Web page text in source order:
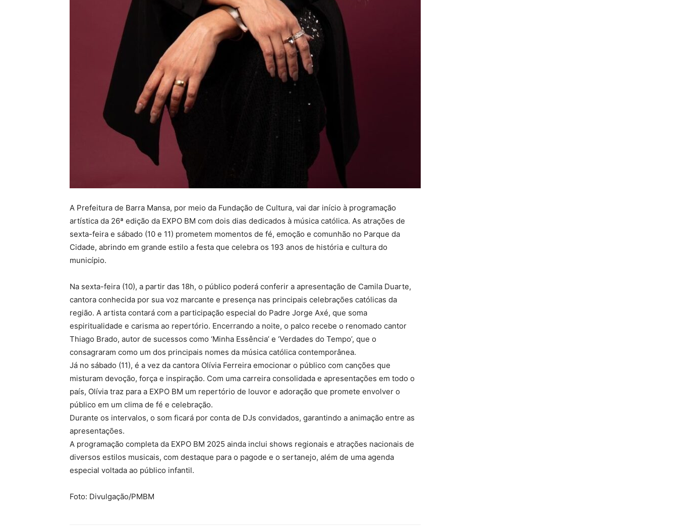
A Prefeitura de Barra Mansa, por meio da Fundação de Cultura, vai dar início à programação
artística da 26ª edição da EXPO BM com dois dias dedicados à música católica. As atrações de
sexta-feira e sábado (10 e 11) prometem momentos de fé, emoção e comunhão no Parque da
Cidade, abrindo em grande estilo a festa que celebra os 193 anos de história e cultura do
município.
Na sexta-feira (10), a partir das 18h, o público poderá conferir a apresentação de Camila Duarte,
cantora conhecida por sua voz marcante e presença nas principais celebrações católicas da
região. A artista contará com a participação especial do Padre Jorge Axé, que soma
espiritualidade e carisma ao repertório. Encerrando a noite, o palco recebe o renomado cantor
Thiago Brado, autor de sucessos como ‘Minha Essência’ e ‘Verdades do Tempo’, que o
consagraram como um dos principais nomes da música católica contemporânea.
Já no sábado (11), é a vez da cantora Olívia Ferreira emocionar o público com canções que
misturam devoção, força e inspiração. Com uma carreira consolidada e apresentações em todo o
país, Olívia traz para a EXPO BM um repertório de louvor e adoração que promete envolver o
público em um clima de fé e celebração.
Durante os intervalos, o som ficará por conta de DJs convidados, garantindo a animação entre as
apresentações.
A programação completa da EXPO BM 2025 ainda inclui shows regionais e atrações nacionais de
diversos estilos musicais, com destaque para o pagode e o sertanejo, além de uma agenda
especial voltada ao público infantil.
Foto: Divulgação/PMBM